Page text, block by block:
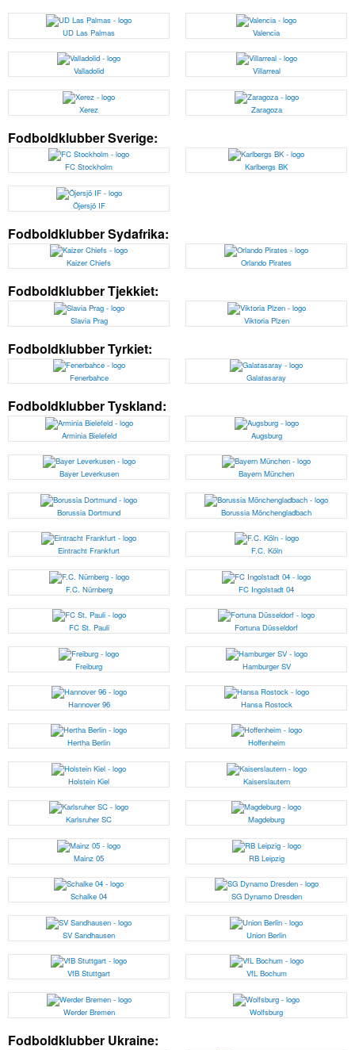
UD Las Palmas Valencia
Valladolid Villarreal
Xerez Zaragoza
Fodboldklubber Sverige:
FC Stockholm Karlbergs BK
Öjersjö IF
Fodboldklubber Sydafrika:
Kaizer Chiefs Orlando Pirates
Fodboldklubber Tjekkiet:
Slavia Prag Viktoria Plzen
Fodboldklubber Tyrkiet:
Fenerbahce Galatasaray
Fodboldklubber Tyskland:
Arminia Bielefeld Augsburg
Bayer Leverkusen Bayern München
Borussia Dortmund Borussia Mönchengladbach
Eintracht Frankfurt F.C. Köln
F.C. Nürnberg FC Ingolstadt 04
FC St. Pauli Fortuna Düsseldorf
Freiburg Hamburger SV
Hannover 96 Hansa Rostock
Hertha Berlin Hoffenheim
Holstein Kiel Kaiserslautern
Karlsruher SC Magdeburg
Mainz 05 RB Leipzig
Schalke 04 SG Dynamo Dresden
SV Sandhausen Union Berlin
VfB Stuttgart VfL Bochum
Werder Bremen Wolfsburg
Fodboldklubber Ukraine: